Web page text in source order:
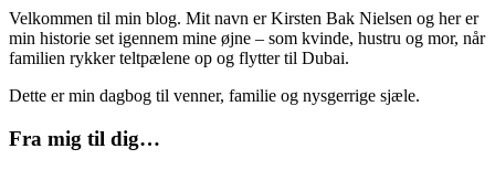
Velkommen til min blog. Mit navn er Kirsten Bak Nielsen og her er
min historie set igennem mine øjne – som kvinde, hustru og mor, når
familien rykker teltpælene op og flytter til Dubai.
Dette er min dagbog til venner, familie og nysgerrige sjæle.
Fra mig til dig…